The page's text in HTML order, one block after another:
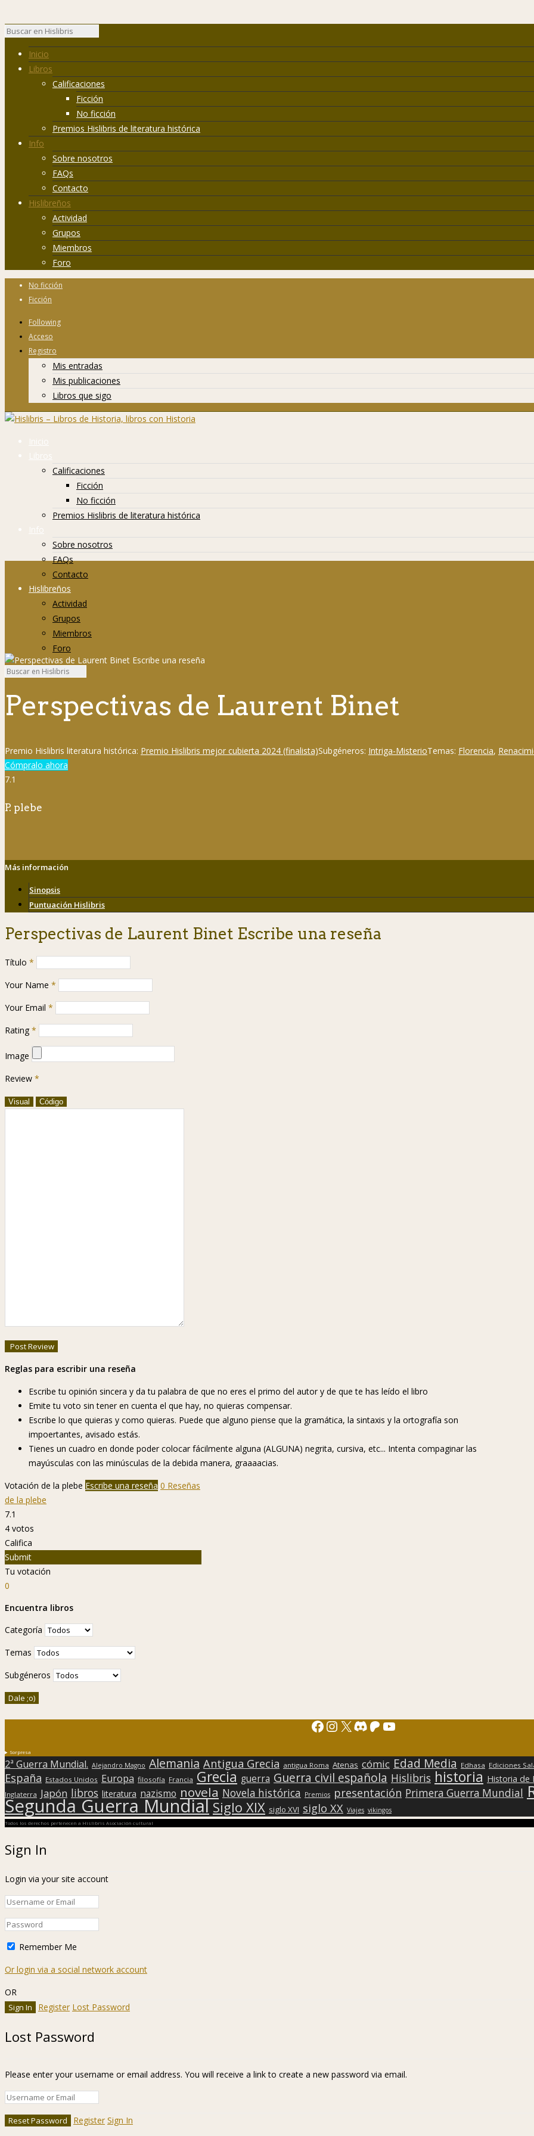
Inicio
Libros
Calificaciones
Ficción
No ficción
Premios Hislibris de literatura histórica
Info
Sobre nosotros
FAQs
Contacto
Hislibreños
Actividad
Grupos
Miembros
Foro
No ficción
Ficción
Following
Acceso
Registro
Mis entradas
Mis publicaciones
Libros que sigo
Inicio
Libros
Calificaciones
Ficción
No ficción
Premios Hislibris de literatura histórica
Info
Sobre nosotros
FAQs
Contacto
Hislibreños
Actividad
Grupos
Miembros
Foro
Perspectivas de Laurent Binet
Premio Hislibris literatura histórica: Premio Hislibris mejor cubierta 2024 (finalista)Subgéneros: Intriga-MisterioTemas: Florencia,
Cómpralo ahora
7.1
P. plebe
Más información
Sinopsis
Puntuación Hislibris
Perspectivas de Laurent Binet Escribe una reseña
Título *
Your Name *
Your Email *
Rating *
Image
Review *
Visual Código
Reglas para escribir una reseña
Escribe tu opinión sincera y da tu palabra de que no eres el primo del autor y de que te has leído el libro
Emite tu voto sin tener en cuenta el que hay, no quieras compensar.
Escribe lo que quieras y como quieras. Puede que alguno piense que la gramática, la sintaxis y la ortografía son
impoertantes, avisado estás.
Tienes un cuadro en donde poder colocar fácilmente alguna (ALGUNA) negrita, cursiva, etc... Intenta compaginar las
mayúsculas con las minúsculas de la debida manera, graaaacias.
Votación de la plebe Escribe una reseña 0 Reseñas
de la plebe
7.1
4 votos
Califica
Submit
Tu votación
0
Encuentra libros
Categoría
Temas
Subgéneros
Facebook
Instagram
X Discord
Patreon
YouTube
Sorpresa
2ª Guerra Mundial. Alejandro Magno Alemania Antigua Grecia antigua Roma Atenas cómic Edad Media Edhasa Ediciones
España Estados Unidos Europa filosofía Francia Grecia guerra Guerra civil española Hislibris historia Historia de
Inglaterra Japón libros literatura nazismo novela Novela histórica Premios presentación Primera Guerra Mundial
Segunda Guerra Mundial Siglo XIX siglo XVI siglo XX Viajes vikingos
Todos los derechos pertenecen a Hislibris Asociación cultural
Sign In
Login via your site account
Remember Me
Or login via a social network account
OR
Register Lost Password
Lost Password
Please enter your username or email address. You will receive a link to create a new password via email.
Register Sign In